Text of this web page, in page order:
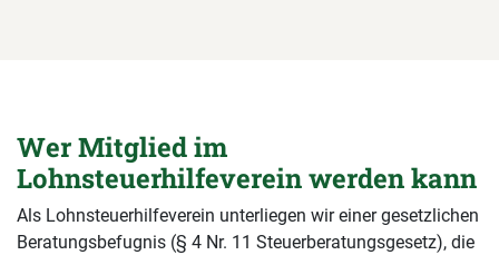
Wer Mitglied im
Lohnsteuerhilfeverein werden kann
Als Lohnsteuerhilfeverein unterliegen wir einer gesetzlichen
Beratungsbefugnis (§ 4 Nr. 11 Steuerberatungsgesetz), die